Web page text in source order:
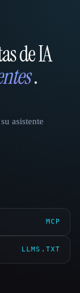
de IA
.
asistente
MCP
LLMS.TXT